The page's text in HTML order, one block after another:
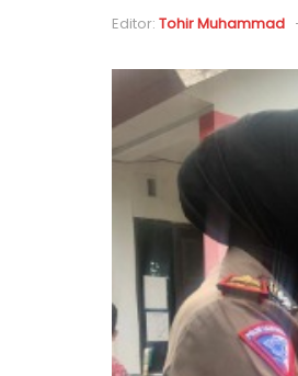
Editor: Tohir Muhammad